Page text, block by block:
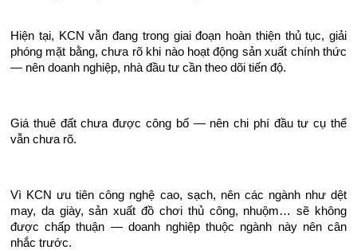
Hiện tại, KCN vẫn đang trong giai đoạn hoàn thiện thủ tục, giải
phóng mặt bằng, chưa rõ khi nào hoạt động sản xuất chính thức
— nên doanh nghiệp, nhà đầu tư cần theo dõi tiến độ.
Giá thuê đất chưa được công bố — nên chi phí đầu tư cụ thể
vẫn chưa rõ.
Vì KCN ưu tiên công nghệ cao, sạch, nên các ngành như dệt
may, da giày, sản xuất đồ chơi thủ công, nhuộm… sẽ không
được chấp thuận — doanh nghiệp thuộc ngành này nên cân
nhắc trước.